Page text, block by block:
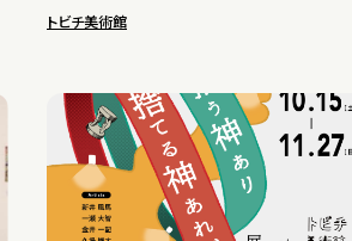
トビチ美術館